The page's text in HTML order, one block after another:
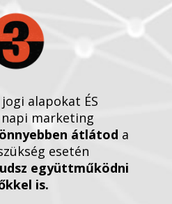
alapokat ÉS
marketing
átlátod a
esetén
együttműködni
is.